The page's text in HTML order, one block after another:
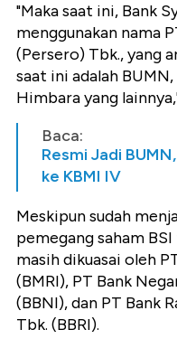
"Maka saat ini, Bank
menggunakan nama
(Persero) Tbk., yang
saat ini adalah
Himbara yang
Baca:
Resmi Jadi
ke KBMI IV
Meskipun sudah
pemegang saham
masih dikuasai oleh
(BMRI), PT Bank
(BBNI), dan PT Bank
Tbk. (BBRI).